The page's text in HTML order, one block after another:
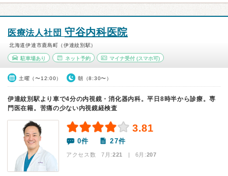
医療法人社団 守谷内科医院
北海道伊達市鹿島町（伊達紋別駅）
駐車場あり ネット予約 マイナ受付 (スマホ可)
土曜（〜12:00） 朝（8:30〜）
伊達紋別駅より車で4分の内視鏡・消化器内科。平日8時半から診療。専
門医在籍。苦痛の少ない内視鏡経検査
3.81
0件 27件
アクセス数 7月:221 | 6月:207